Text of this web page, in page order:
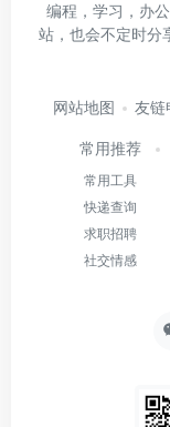
编程，学习，办
站，也会不定时分
网站地图 友链
常用推荐
常用工具
快递查询
求职招聘
社交情感